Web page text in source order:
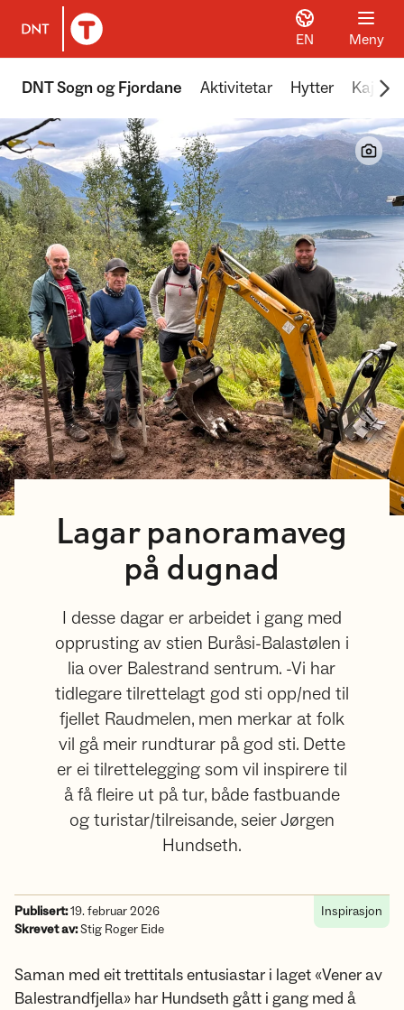
Til DNT.no forside
EN Meny
DNT Sogn og Fjordane Aktivitetar Hytter Kajakk
Lagar panoramaveg
på dugnad
I desse dagar er arbeidet i gang med
opprusting av stien Buråsi-Balastølen i
lia over Balestrand sentrum. -Vi har
tidlegare tilrettelagt god sti opp/ned til
fjellet Raudmelen, men merkar at folk
vil gå meir rundturar på god sti. Dette
er ei tilrettelegging som vil inspirere til
å få fleire ut på tur, både fastbuande
og turistar/tilreisande, seier Jørgen
Hundseth.
Publisert:19. februar 2026
Skrevet av:Stig Roger Eide
Inspirasjon
Saman med eit trettitals entusiastar i laget «Vener av
Balestrandfjella» har Hundseth gått i gang med å